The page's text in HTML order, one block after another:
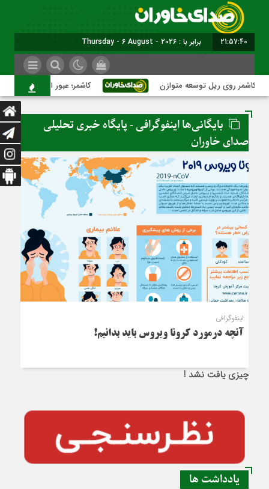
21:57:41 برابر با : Thursday - 6 August - 2026
کاشمر روی ریل توسعه متوازن کاشمر؛ عبور از بحران‌های
بایگانی‌ها اینفوگرافی - پایگاه خبری تحلیلی
صدای خاوران
اینفوگرافی
آنچه درمورد کرونا ویروس باید بدانیم!
چیزی یافت نشد !
یادداشت ها